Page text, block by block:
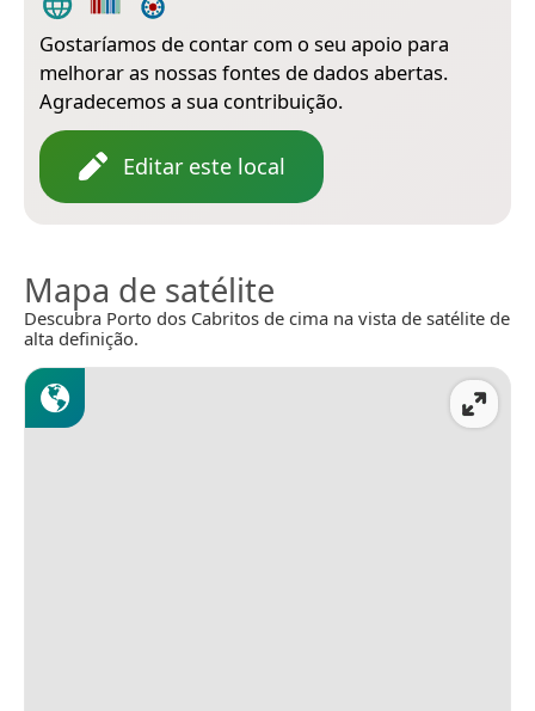
Gostaríamos de contar com o seu apoio para
melhorar as nossas fontes de dados abertas.
Agradecemos a sua contribuição.
Editar este local
Mapa de satélite
Descubra Porto dos Cabritos de cima na vista de satélite de
alta definição.